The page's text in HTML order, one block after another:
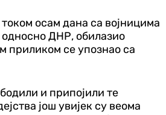
осам дана са војницима
ДНР, обилазио
приликом се упознао са
и припојили те
још увијек су веома